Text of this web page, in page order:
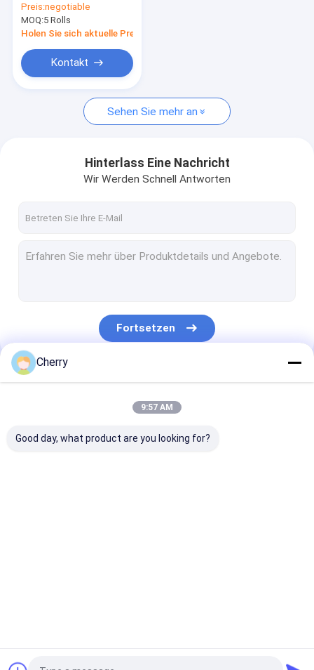
Metalldraht Mesh Fence
Screen Corrosion
Resistance
Preis:negotiable
MOQ:5 Rolls
Holen Sie sich aktuelle Preis
Kontakt
Sehen Sie mehr an
Hinterlass Eine Nachricht
Wir Werden Schnell Antworten
Fortsetzen
Unsere Kategorien
Cherry
9:57 AM
Good day, what product are you looking for?